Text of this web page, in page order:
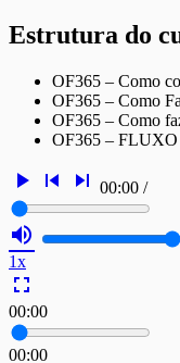
Estrutura do
OF365 – Como
OF365 – Como
OF365 – Como
OF365 –
play_arrow skip_previous skip_next 00:00 /
volume_up
1x
fullscreen
00:00
00:00